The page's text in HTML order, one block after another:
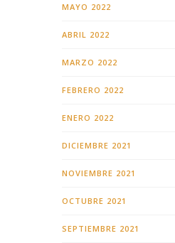
MAYO 2022
ABRIL 2022
MARZO 2022
FEBRERO 2022
ENERO 2022
DICIEMBRE 2021
NOVIEMBRE 2021
OCTUBRE 2021
SEPTIEMBRE 2021